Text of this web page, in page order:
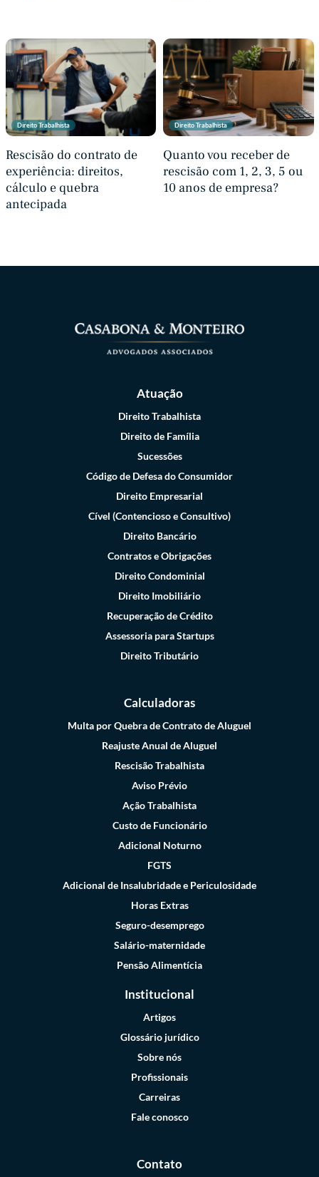
Direito Trabalhista
Rescisão do contrato de
experiência: direitos,
cálculo e quebra
antecipada
Direito Trabalhista
Quanto vou receber de
rescisão com 1, 2, 3, 5 ou
10 anos de empresa?
Atuação
Direito Trabalhista
Direito de Família
Sucessões
Código de Defesa do Consumidor
Direito Empresarial
Cível (Contencioso e Consultivo)
Direito Bancário
Contratos e Obrigações
Direito Condominial
Direito Imobiliário
Recuperação de Crédito
Assessoria para Startups
Direito Tributário
Calculadoras
Multa por Quebra de Contrato de Aluguel
Reajuste Anual de Aluguel
Rescisão Trabalhista
Aviso Prévio
Ação Trabalhista
Custo de Funcionário
Adicional Noturno
FGTS
Adicional de Insalubridade e Periculosidade
Horas Extras
Seguro-desemprego
Salário-maternidade
Pensão Alimentícia
Institucional
Artigos
Glossário jurídico
Sobre nós
Profissionais
Carreiras
Fale conosco
Contato